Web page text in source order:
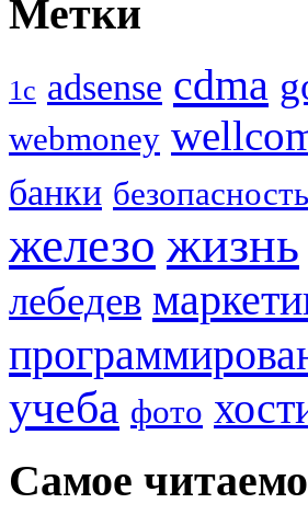
Метки
1с adsense cdma
webmoney
банки безопасность
железо жизнь
лебедев
учеба фото
Самое